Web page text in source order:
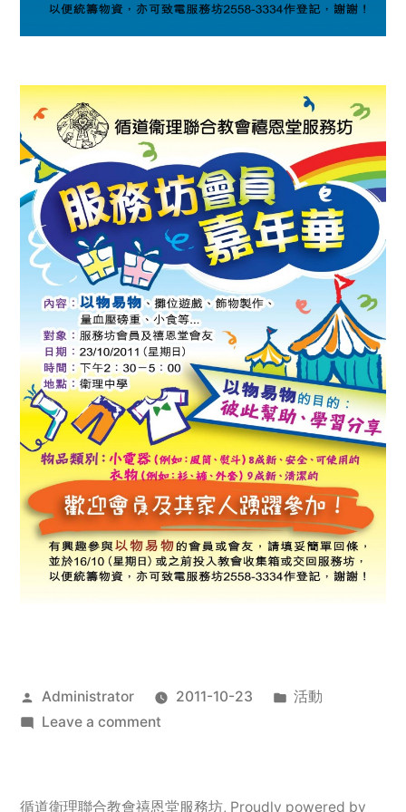
Posted
by
Administrator 2011-10-23
Posted
活動
Leave a commenton
服
循道衛理聯合教會禧恩堂服務坊, Proudly powered by